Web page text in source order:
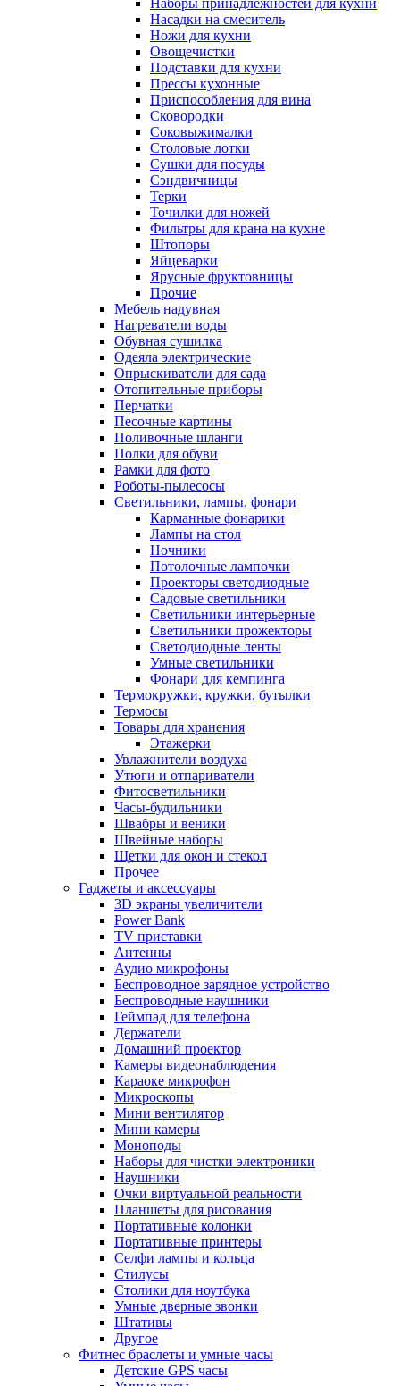
Наборы принадлежностей для кухни
Насадки на смеситель
Ножи для кухни
Овощечистки
Подставки для кухни
Прессы кухонные
Приспособления для вина
Сковородки
Соковыжималки
Столовые лотки
Сушки для посуды
Сэндвичницы
Терки
Точилки для ножей
Фильтры для крана на кухне
Штопоры
Яйцеварки
Ярусные фруктовницы
Прочие
Мебель надувная
Нагреватели воды
Обувная сушилка
Одеяла электрические
Опрыскиватели для сада
Отопительные приборы
Перчатки
Песочные картины
Поливочные шланги
Полки для обуви
Рамки для фото
Роботы-пылесосы
Светильники, лампы, фонари
Карманные фонарики
Лампы на стол
Ночники
Потолочные лампочки
Проекторы светодиодные
Садовые светильники
Светильники интерьерные
Светильники прожекторы
Светодиодные ленты
Умные светильники
Фонари для кемпинга
Термокружки, кружки, бутылки
Термосы
Товары для хранения
Этажерки
Увлажнители воздуха
Утюги и отпариватели
Фитосветильники
Часы-будильники
Швабры и веники
Швейные наборы
Щетки для окон и стекол
Прочее
Гаджеты и аксессуары
3D экраны увеличители
Power Bank
TV приставки
Антенны
Аудио микрофоны
Беспроводное зарядное устройство
Беспроводные наушники
Геймпад для телефона
Держатели
Домашний проектор
Камеры видеонаблюдения
Караоке микрофон
Микроскопы
Мини вентилятор
Мини камеры
Моноподы
Наборы для чистки электроники
Наушники
Очки виртуальной реальности
Планшеты для рисования
Портативные колонки
Портативные принтеры
Селфи лампы и кольца
Стилусы
Столики для ноутбука
Умные дверные звонки
Штативы
Другое
Фитнес браслеты и умные часы
Детские GPS часы